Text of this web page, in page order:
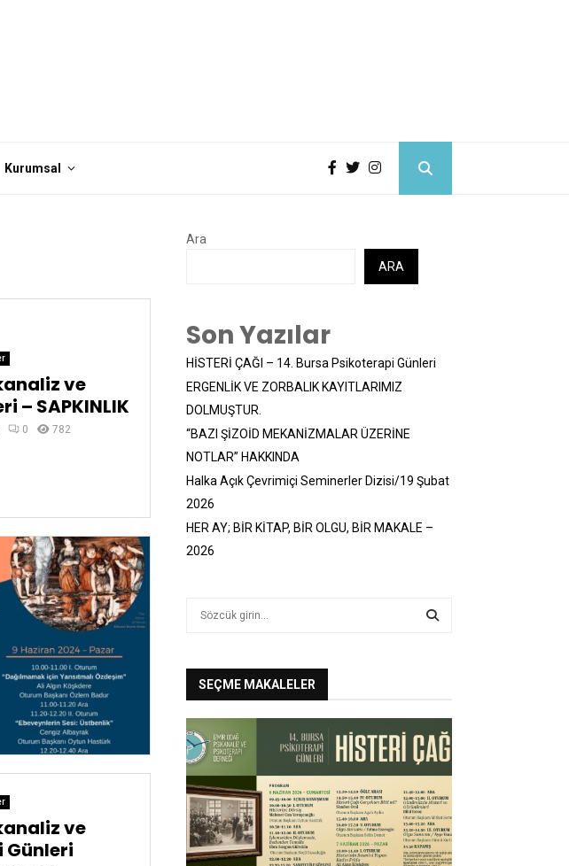
Kurumsal
ve
– SAPKINLIK
0 782
ve
Günleri
Ara
ARA
Son Yazılar
HİSTERİ ÇAĞI – 14. Bursa Psikoterapi Günleri
ERGENLİK VE ZORBALIK KAYITLARIMIZ
DOLMUŞTUR.
“BAZI ŞİZOİD MEKANİZMALAR ÜZERİNE
NOTLAR” HAKKINDA
Halka Açık Çevrimiçi Seminerler Dizisi/19 Şubat
2026
HER AY; BİR KİTAP, BİR OLGU, BİR MAKALE –
2026
h
f
o
r
:
A
R
C
H
SEÇME MAKALELER